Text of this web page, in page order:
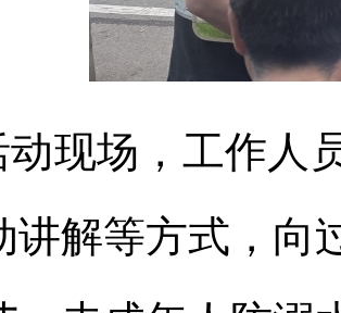
动现场，工作人
讲解等方式，向